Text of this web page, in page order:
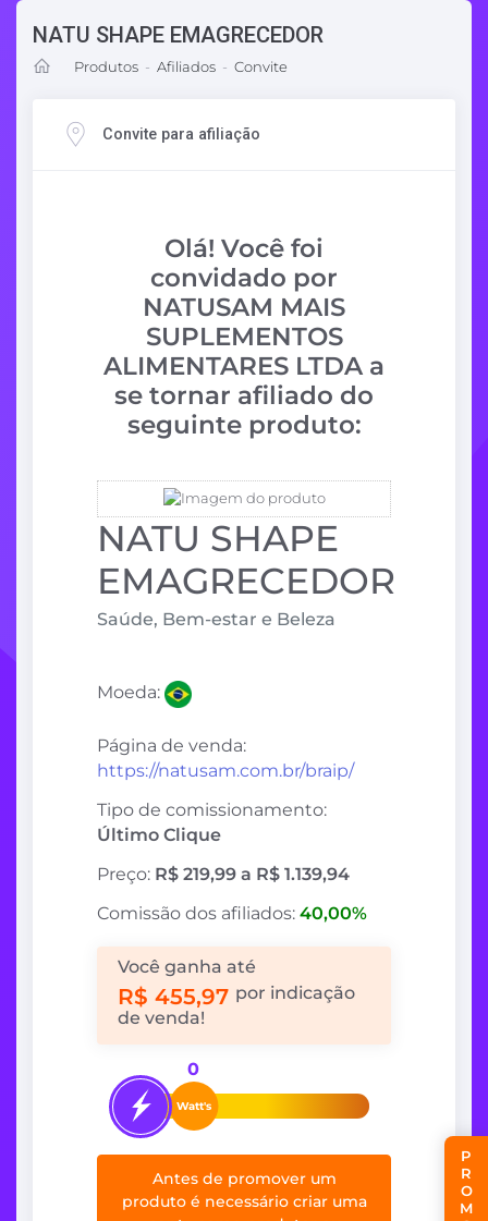
NATU SHAPE EMAGRECEDOR
Produtos - Afiliados - Convite
Convite para afiliação
Olá! Você foi
convidado por
NATUSAM MAIS
SUPLEMENTOS
ALIMENTARES LTDA a
se tornar afiliado do
seguinte produto:
NATU SHAPE
EMAGRECEDOR
Saúde, Bem-estar e Beleza
Moeda:
Página de venda:
https://natusam.com.br/braip/
Tipo de comissionamento:
Último Clique
Preço: R$ 219,99 a R$ 1.139,94
Comissão dos afiliados: 40,00%
Você ganha até
R$ 455,97 por indicação
de venda!
0
Watt's
Antes de promover um
produto é necessário criar uma